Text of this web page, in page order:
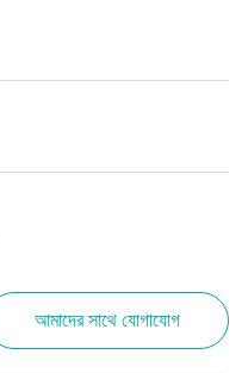
আমাদের সাথে যোগাযোগ